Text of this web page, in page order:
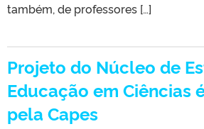
também, de professores […]
Projeto do Núcleo de
Educação em Ciências
pela Capes